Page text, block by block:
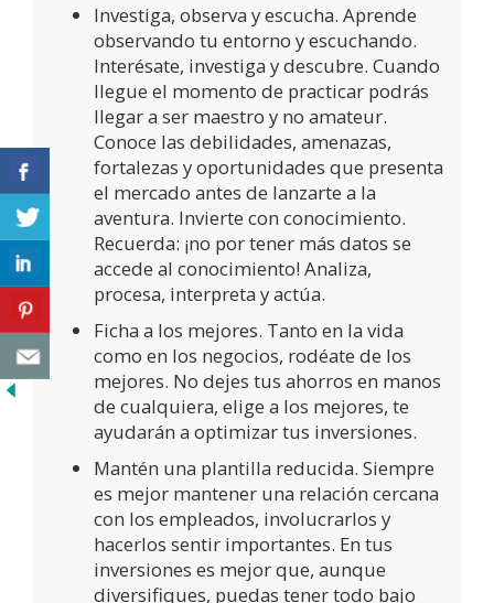
Investiga, observa y escucha. Aprende
observando tu entorno y escuchando.
Interésate, investiga y descubre. Cuando
llegue el momento de practicar podrás
llegar a ser maestro y no amateur.
Conoce las debilidades, amenazas,
fortalezas y oportunidades que presenta
el mercado antes de lanzarte a la
aventura. Invierte con conocimiento.
Recuerda: ¡no por tener más datos se
accede al conocimiento! Analiza,
procesa, interpreta y actúa.
Ficha a los mejores. Tanto en la vida
como en los negocios, rodéate de los
mejores. No dejes tus ahorros en manos
de cualquiera, elige a los mejores, te
ayudarán a optimizar tus inversiones.
Mantén una plantilla reducida. Siempre
es mejor mantener una relación cercana
con los empleados, involucrarlos y
hacerlos sentir importantes. En tus
inversiones es mejor que, aunque
diversifiques, puedas tener todo bajo